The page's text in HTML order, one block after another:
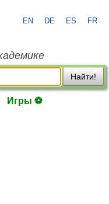
EN DE ES FR
Найти!
Игры ⚽